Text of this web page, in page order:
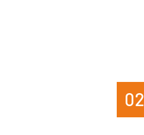
02